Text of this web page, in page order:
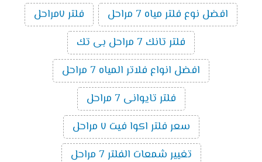
افضل نوع فلتر مياه 7 مراحل
فلتر ٧مراحل
فلتر تانك 7 مراحل بى تك
افضل انواع فلاتر المياه 7 مراحل
فلتر تايوانى 7 مراحل
سعر فلتر اكوا فيت ٧ مراحل
تغيير شمعات الفلتر 7 مراحل